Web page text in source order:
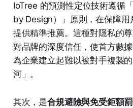
IoTree 的預測性定位技術遵循
by Design）」原則，在保障用
提供精準推薦。這種對隱私的
對品牌的深度信任，使首方數
為企業建立起難以被對手複製
河」。
其次，是合規避險與免受鉅額